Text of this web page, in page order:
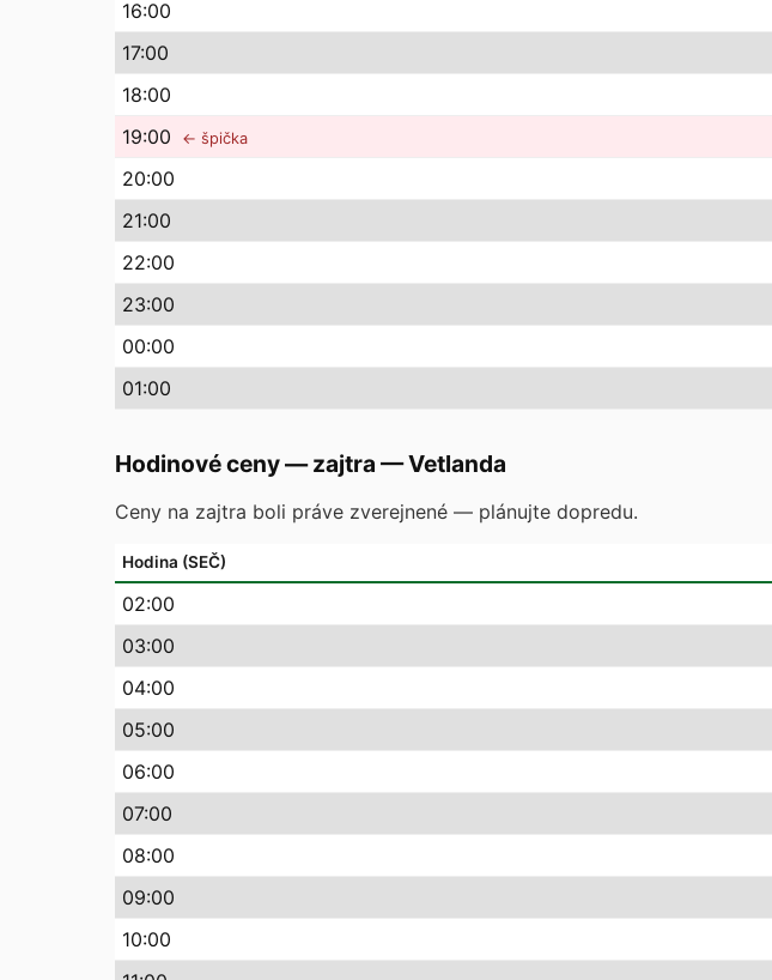
16:00
17:00
18:00
19:00 ← špička
20:00
21:00
22:00
23:00
00:00
01:00
Hodinové ceny — zajtra —Vetlanda
Ceny na zajtra boli práve zverejnené — plánujte dopredu.
Hodina (SEČ)
02:00
03:00
04:00
05:00
06:00
07:00
08:00
09:00
10:00